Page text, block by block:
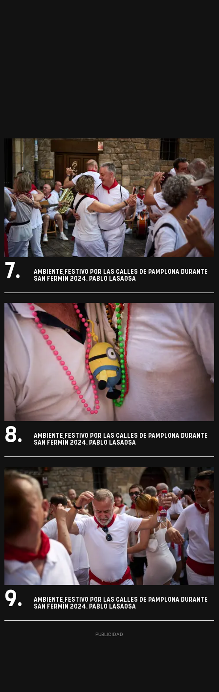
7.
AMBIENTE FESTIVO POR LAS CALLES DE PAMPLONA DURANTE
SAN FERMÍN 2024. PABLO LASAOSA
8.
AMBIENTE FESTIVO POR LAS CALLES DE PAMPLONA DURANTE
SAN FERMÍN 2024. PABLO LASAOSA
9.
AMBIENTE FESTIVO POR LAS CALLES DE PAMPLONA DURANTE
SAN FERMÍN 2024. PABLO LASAOSA